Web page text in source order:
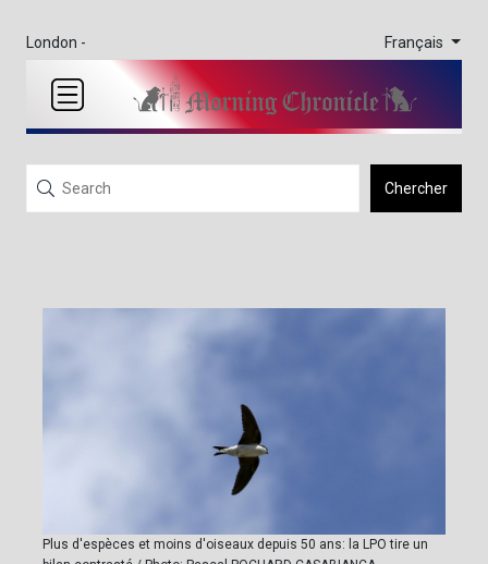
London - Français
Chercher
Plus d'espèces et moins d'oiseaux depuis 50 ans: la LPO tire un